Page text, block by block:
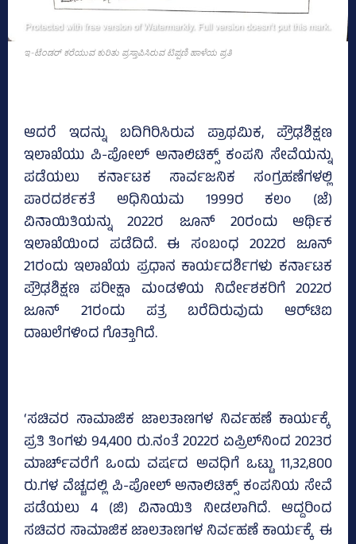
ಇ-ಟೆಂಡರ್‌ ಕರೆಯುವ ಕುರಿತು ಪ್ರಸ್ತಾಪಿಸಿರುವ ಟಿಪ್ಪಣಿ ಹಾಳೆಯ ಪ್ರತಿ
ಆದರೆ ಇದನ್ನು ಬದಿಗಿರಿಸಿರುವ ಪ್ರಾಥಮಿಕ, ಪ್ರೌಢಶಿಕ್ಷಣ
ಇಲಾಖೆಯು ಪಿ-ಪೋಲ್‌ ಅನಾಲಿಟಿಕ್ಸ್‌ ಕಂಪನಿ ಸೇವೆಯನ್ನು
ಪಡೆಯಲು ಕರ್ನಾಟಕ ಸಾರ್ವಜನಿಕ ಸಂಗ್ರಹಣೆಗಳಲ್ಲಿ
ಪಾರದರ್ಶಕತೆ ಅಧಿನಿಯಮ 1999ರ ಕಲಂ (ಜೆ)
ವಿನಾಯಿತಿಯನ್ನು 2022ರ ಜೂನ್‌ 20ರಂದು ಆರ್ಥಿಕ
ಇಲಾಖೆಯಿಂದ ಪಡೆದಿದೆ. ಈ ಸಂಬಂಧ 2022ರ ಜೂನ್‌
21ರಂದು ಇಲಾಖೆಯ ಪ್ರಧಾನ ಕಾರ್ಯದರ್ಶಿಗಳು ಕರ್ನಾಟಕ
ಪ್ರೌಢಶಿಕ್ಷಣ ಪರೀಕ್ಷಾ ಮಂಡಳಿಯ ನಿರ್ದೇಶಕರಿಗೆ 2022ರ
ಜೂನ್‌ 21ರಂದು ಪತ್ರ ಬರೆದಿರುವುದು ಆರ್‌ಟಿಐ
ದಾಖಲೆಗಳಿಂದ ಗೊತ್ತಾಗಿದೆ.
‘ಸಚಿವರ ಸಾಮಾಜಿಕ ಜಾಲತಾಣಗಳ ನಿರ್ವಹಣೆ ಕಾರ್ಯಕ್ಕೆ
ಪ್ರತಿ ತಿಂಗಳು 94,400 ರು.ನಂತೆ 2022ರ ಏಪ್ರಿಲ್‌ನಿಂದ 2023ರ
ಮಾರ್ಚ್‌ವರೆಗೆ ಒಂದು ವರ್ಷದ ಅವಧಿಗೆ ಒಟ್ಟು 11,32,800
ರು.ಗಳ ವೆಚ್ಚದಲ್ಲಿ ಪಿ-ಪೋಲ್‌ ಅನಾಲಿಟಿಕ್ಸ್‌ ಕಂಪನಿಯ ಸೇವೆ
ಪಡೆಯಲು 4 (ಜಿ) ವಿನಾಯಿತಿ ನೀಡಲಾಗಿದೆ. ಆದ್ದರಿಂದ
ಸಚಿವರ ಸಾಮಾಜಿಕ ಜಾಲತಾಣಗಳ ನಿರ್ವಹಣೆ ಕಾರ್ಯಕ್ಕೆ ಈ